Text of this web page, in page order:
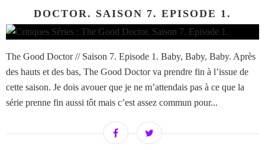
DOCTOR. SAISON 7. EPISODE 1.
The Good Doctor // Saison 7. Episode 1. Baby, Baby, Baby. Après
des hauts et des bas, The Good Doctor va prendre fin à l’issue de
cette saison. Je dois avouer que je ne m’attendais pas à ce que la
série prenne fin aussi tôt mais c’est assez commun pour...